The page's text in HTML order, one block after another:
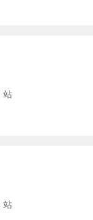
站
站